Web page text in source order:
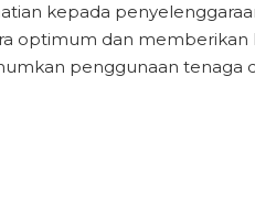
kepada
optimum dan memberikan
penggunaan tenaga